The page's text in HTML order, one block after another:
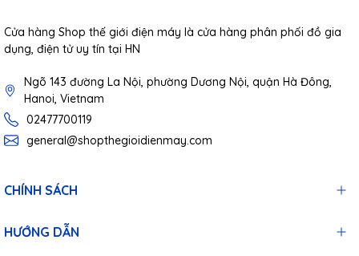
Cửa hàng Shop thế giới điện máy là cửa hàng phân phối đồ gia
dụng, điện tử uy tín tại HN
Ngõ 143 đường La Nội, phường Dương Nội, quận Hà Đông,
Hanoi, Vietnam
02477700119
general@shopthegioidienmay.com
CHÍNH SÁCH
HƯỚNG DẪN